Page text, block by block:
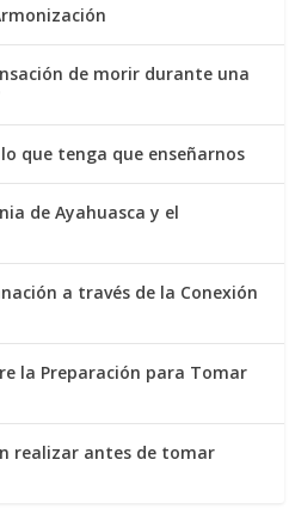
de morir durante una
que tenga que enseñarnos
de Ayahuasca y el
a través de la Conexión
la Preparación para Tomar
realizar antes de tomar